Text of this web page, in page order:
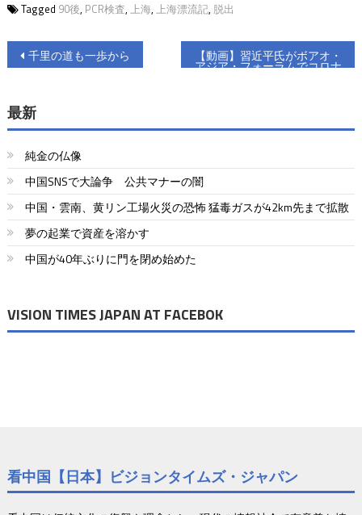
Tagged 90後, PCR検査, 上海, 上海漂流記, 脱出
投
ナ
ビ
ゲ
ー
シ
ョ
千里の道も一歩から 【動画】習近平氏がボアオ・
アジア・フォーラムでコロナ
最新
純金の仏像
中国SNSで大論争 公共マナーの闇
中国・雲南、黄リン工場火災の恐怖 猛毒ガスが42km先まで拡散
夢の起業で資産を溶かす
中国が40年ぶりに門を閉め始めた
VISION TIMES JAPAN AT FACEBOK
看中国【日本】ビジョンタイムズ・ジャパン